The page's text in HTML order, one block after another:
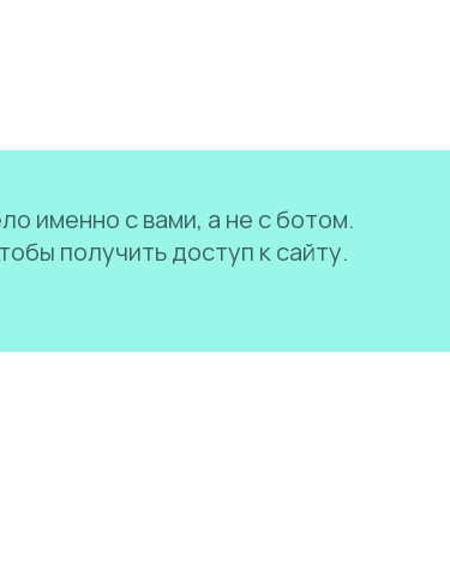
именно с вами, а не с ботом.
получить доступ к сайту.